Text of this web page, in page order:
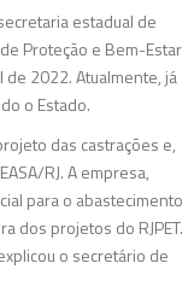
estadual de
Proteção e Bem-Estar
de 2022. Atualmente, já
o Estado.
das castrações e,
RJ. A empresa,
para o abastecimento
dos projetos do RJPET.
o secretário de